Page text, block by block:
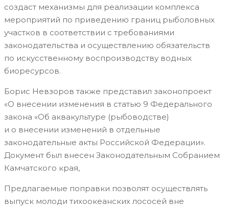
создаст механизмы для реализации комплекса
мероприятий по приведению границ рыболовных
участков в соответствии с требованиями
законодательства и осуществлению обязательств
по искусственному воспроизводству водных
биоресурсов.
Борис Невзоров также представил законопроект
«О внесении изменения в статью 9 Федерального
закона «Об аквакультуре (рыбоводстве)
и о внесении изменений в отдельные
законодательные акты Российской Федерации».
Документ был внесен Законодательным Собранием
Камчатского края,
Предлагаемые поправки позволят осуществлять
выпуск молоди тихоокеанских лососей вне